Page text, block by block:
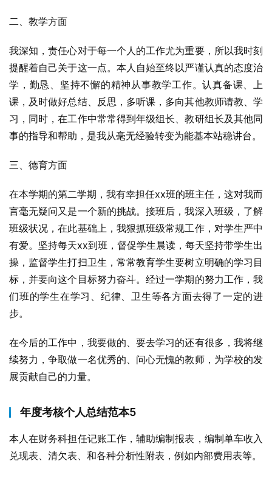
二、教学方面
我深知，责任心对于每一个人的工作尤为重要，所以我时刻
提醒着自己关于这一点。本人自始至终以严谨认真的态度治
学，勤恳、坚持不懈的精神从事教学工作。认真备课、上
课，及时做好总结、反思，多听课，多向其他教师请教、学
习，同时，在工作中常常得到年级组长、教研组长及其他同
事的指导和帮助，是我从毫无经验转变为能基本站稳讲台。
三、德育方面
在本学期的第二学期，我有幸担任xx班的班主任，这对我而
言毫无疑问又是一个新的挑战。接班后，我深入班级，了解
班级状况，在此基础上，我狠抓班级常规工作，对学生严中
有爱。坚持每天xx到班，督促学生晨读，每天坚持带学生出
操，监督学生打扫卫生，常常教育学生要树立明确的学习目
标，并要向这个目标努力奋斗。经过一学期的努力工作，我
们班的学生在学习、纪律、卫生等各方面去得了一定的进
步。
在今后的工作中，我要做的、要去学习的还有很多，我将继
续努力，争取做一名优秀的、问心无愧的教师，为学校的发
展贡献自己的力量。
年度考核个人总结范本5
本人在财务科担任记账工作，辅助编制报表，编制单车收入
兑现表、清欠表、和各种分析性附表，例如内部费用表等。